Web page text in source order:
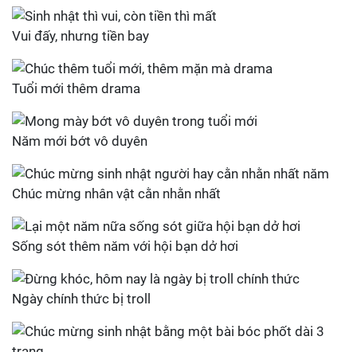
Vui đấy, nhưng tiền bay
Tuổi mới thêm drama
Năm mới bớt vô duyên
Chúc mừng nhân vật cằn nhằn nhất
Sống sót thêm năm với hội bạn dở hơi
Ngày chính thức bị troll